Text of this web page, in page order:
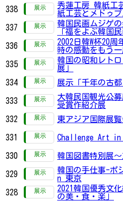
338
秀蓮工房 韓紙工
紙工芸とメドゥ
337
韓国民画ムジゲ
「福をよぶ韓国民
336
2002日韓W杯20
時の感動をもう一
335
韓国の昭和レト
展」
334
展示「千年の古都
333
大韓民国観光公
受賞作紹介展
332
東アジア国際展覧
331
Challenge Art in
330
韓国図書特別展
329
韓国の手仕事-
n 東京
328
2021韓国優秀文
の美・食・楽」